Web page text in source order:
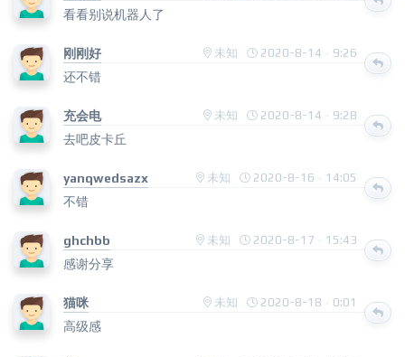
看看别说机器人了
刚刚好 未知 2020-8-14 · 9:26
还不错
充会电 未知 2020-8-14 · 9:28
去吧皮卡丘
yanqwedsazx 未知 2020-8-16 · 14:05
不错
ghchbb 未知 2020-8-17 · 15:43
感谢分享
猫咪 未知 2020-8-18 · 0:01
高级感